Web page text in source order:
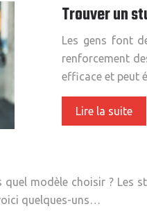
Trouver un
Les gens font
renforcement
efficace et peut
Lire la suite
quel modèle choisir ?
quelques-uns…